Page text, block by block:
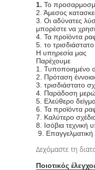
1. Το
2. Άμεσος
3. Οι αδύνατες
μπορέστε να
4. Τα προϊόντα
5. το
Η υπηρεσία μας
Παρέχουμε
1. Τυποποιημένο
2. Πρόταση
3. τρισδιάστατο
4. Παράδοση
5. Ελεύθερο
6. Τα προϊόντα
7. Καλύτερο
8. Ισόβια τεχνική
9.
Δεχόμαστε τη
Ποιοτικός